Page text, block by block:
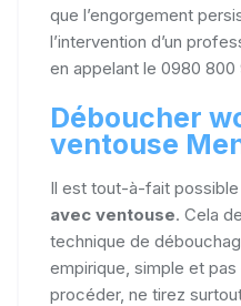
que l’engorgement
l’intervention d’un
en appelant le 0980 800
Déboucher
ventouse
Il est tout-à-fait
avec ventouse. Cela
technique de
empirique, simple et pas
procéder, ne tirez